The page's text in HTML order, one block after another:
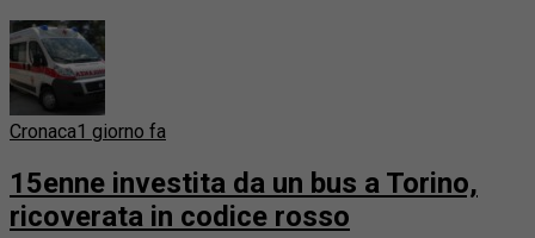
Cronaca1 giorno fa
15enne investita da un bus a Torino,
ricoverata in codice rosso